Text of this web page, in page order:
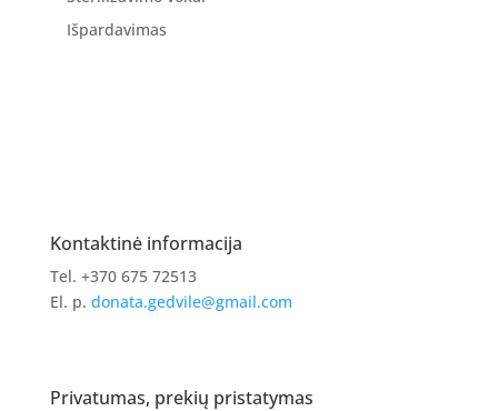
Išpardavimas
Kontaktinė informacija
Tel. +370 675 72513
El. p. donata.gedvile@gmail.com
Privatumas, prekių pristatymas